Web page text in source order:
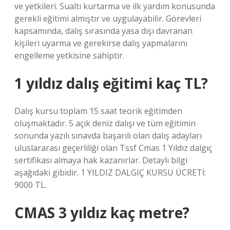
ve yetkileri. Sualtı kurtarma ve ilk yardım konusunda
gerekli eğitimi almıştır ve uygulayabilir. Görevleri
kapsamında, dalış sırasında yasa dışı davranan
kişileri uyarma ve gerekirse dalış yapmalarını
engelleme yetkisine sahiptir.
1 yıldız dalış eğitimi kaç TL?
Dalış kursu toplam 15 saat teorik eğitimden
oluşmaktadır. 5 açık deniz dalışı ve tüm eğitimin
sonunda yazılı sınavda başarılı olan dalış adayları
uluslararası geçerliliği olan Tssf Cmas 1 Yıldız dalgıç
sertifikası almaya hak kazanırlar. Detaylı bilgi
aşağıdaki gibidir. 1 YILDIZ DALGIÇ KURSU ÜCRETİ:
9000 TL.
CMAS 3 yıldız kaç metre?